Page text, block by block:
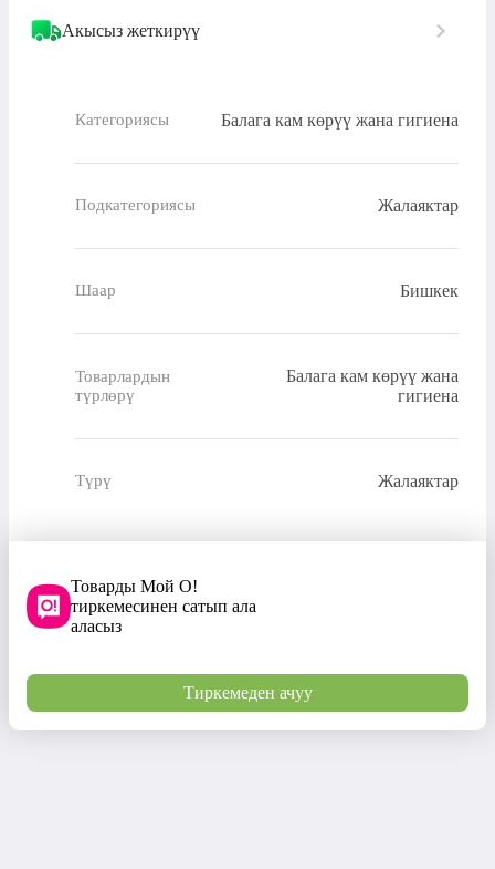
Акысыз жеткирүү
Категориясы Балага кам көрүү жана гигиена
Подкатегориясы Жалаяктар
Шаар Бишкек
Товарлардын
түрлөрү
Балага кам көрүү жана
гигиена
Түрү Жалаяктар
Товарды Мой О!
тиркемесинен сатып ала
аласыз
Тиркемеден ачуу